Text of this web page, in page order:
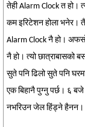
तेही Alarm Clock त हो।
कम इरिटेशन होला भनेर।
Alarm Clock नै हो।
नै हो। त्यो छात्राबासको
सुते पनि ढिलो सुते पनि
एक बिहानै पुग्नु पर्छ। ६
नभरिउन जेल हिंड्ने